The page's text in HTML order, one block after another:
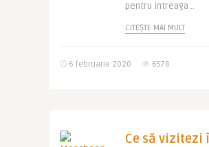
pentru intreaga ..
CITEȘTE MAI MULT
6 februarie 2020 6578
Ce să vizitezi